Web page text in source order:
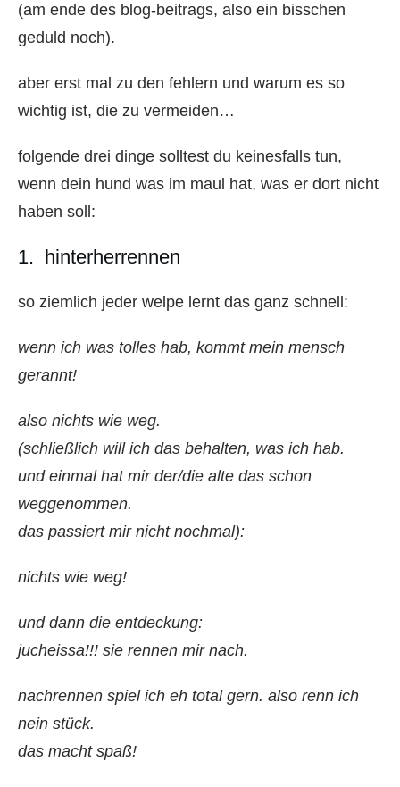
(am ende des blog-beitrags, also ein bisschen
geduld noch).
aber erst mal zu den fehlern und warum es so
wichtig ist, die zu vermeiden…
folgende drei dinge solltest du keinesfalls tun,
wenn dein hund was im maul hat, was er dort nicht
haben soll:
1. hinterherrennen
so ziemlich jeder welpe lernt das ganz schnell:
wenn ich was tolles hab, kommt mein mensch
gerannt!
also nichts wie weg.
(schließlich will ich das behalten, was ich hab.
und einmal hat mir der/die alte das schon
weggenommen.
das passiert mir nicht nochmal):
nichts wie weg!
und dann die entdeckung:
jucheissa!!! sie rennen mir nach.
nachrennen spiel ich eh total gern. also renn ich
nein stück.
das macht spaß!